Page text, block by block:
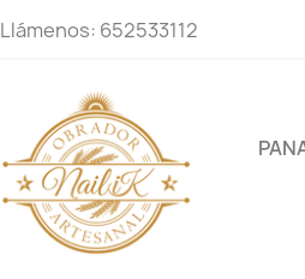
Llámenos: 652533112